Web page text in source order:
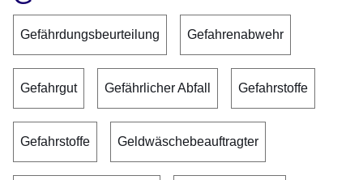
Gefährdungsbeurteilung Gefahrenabwehr
Gefahrgut Gefährlicher Abfall Gefahrstoffe
Gefahrstoffe Geldwäschebeauftragter